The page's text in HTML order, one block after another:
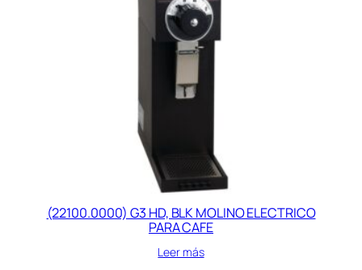
(22100.0000) G3 HD, BLK MOLINO ELECTRICO
PARA CAFE
Leer más